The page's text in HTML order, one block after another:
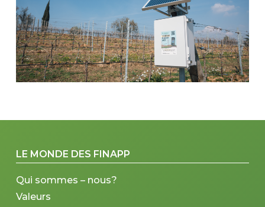
LE MONDE DES FINAPP
Qui sommes – nous?
Valeurs